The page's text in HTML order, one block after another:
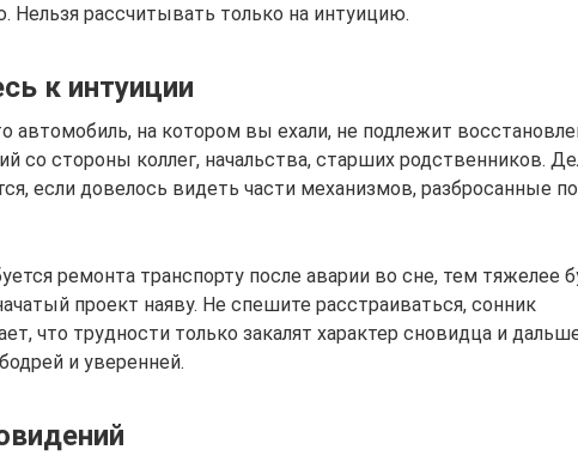
Нельзя рассчитывать только на интуицию.
к интуиции
автомобиль, на котором вы ехали, не подлежит
со стороны коллег, начальства, старших родственников.
если довелось видеть части механизмов, разбросанные по
ремонта транспорту после аварии во сне, тем тяжелее
проект наяву. Не спешите расстраиваться, сонник
что трудности только закалят характер сновидца и
и уверенней.